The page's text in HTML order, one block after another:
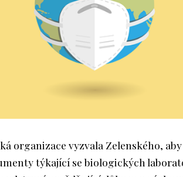
organizace vyzvala Zelenského, aby
týkající se biologických